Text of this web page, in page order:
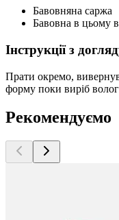
Бавовняна саржа
Бавовна в цьому
Інструкції з
Прати окремо,
форму поки виріб
Рекомендуємо